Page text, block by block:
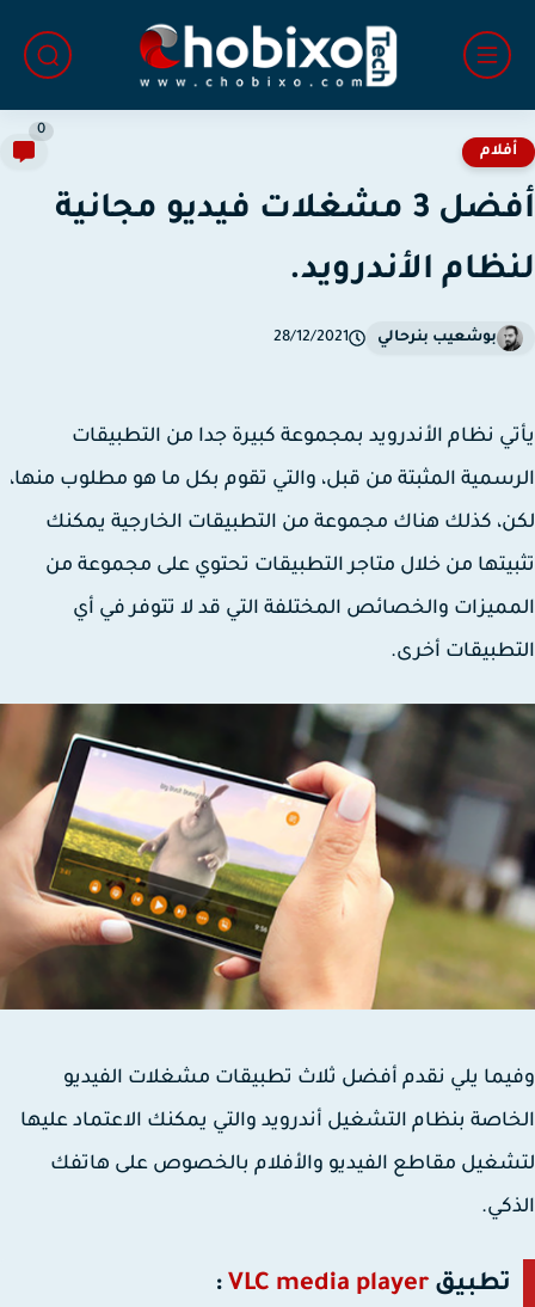
أفضل 3 مشغلات فيديو مجانية
الأندرويد.
بوشعيب بنرحالي 28/12/2021
نظام الأندرويد بمجموعة كبيرة جدا من التطبيقات
المثبتة من قبل، والتي تقوم بكل ما هو مطلوب منها،
كذلك هناك مجموعة من التطبيقات الخارجية يمكنك
من خلال متاجر التطبيقات تحتوي على مجموعة من
والخصائص المختلفة التي قد لا تتوفر في أي
أخرى.
يلي نقدم أفضل ثلاث تطبيقات مشغلات الفيديو
بنظام التشغيل أندرويد والتي يمكنك الاعتماد عليها
مقاطع الفيديو والأفلام بالخصوص على هاتفك
تطبيقVLC media player
: